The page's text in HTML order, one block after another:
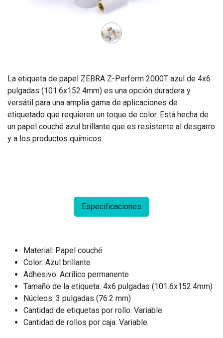
La etiqueta de papel ZEBRA Z-Perform 2000T azul de 4x6
pulgadas (101.6x152.4mm) es una opción duradera y
versátil para una amplia gama de aplicaciones de
etiquetado que requieren un toque de color. Está hecha de
un papel couché azul brillante que es resistente al desgarro
y a los productos químicos.
Especificaciones
Material: Papel couché
Color: Azul brillante
Adhesivo: Acrílico permanente
Tamaño de la etiqueta: 4x6 pulgadas (101.6x152.4mm)
Núcleos: 3 pulgadas (76.2 mm)
Cantidad de etiquetas por rollo: Variable
Cantidad de rollos por caja: Variable